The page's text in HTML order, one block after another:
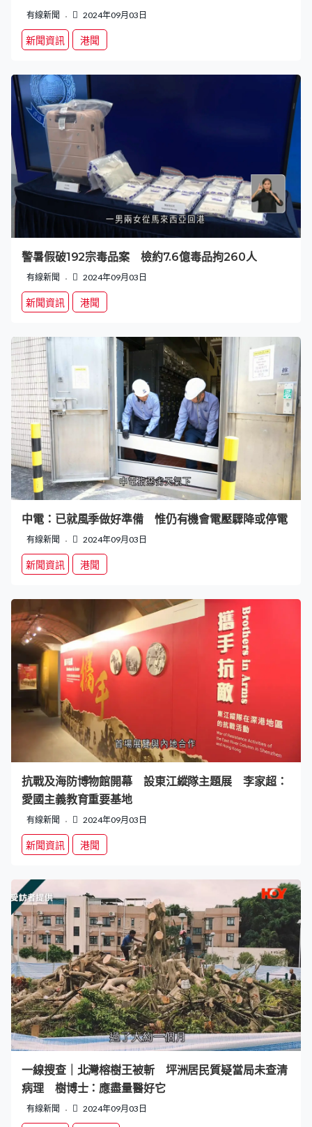
有線新聞 2024年09月03日
新聞資訊 港聞
警暑假破192宗毒品案 檢約7.6億毒品拘260人
有線新聞 2024年09月03日
新聞資訊 港聞
中電：已就風季做好準備 惟仍有機會電壓驟降或停電
有線新聞 2024年09月03日
新聞資訊 港聞
抗戰及海防博物館開幕 設東江縱隊主題展 李家超：
愛國主義教育重要基地
有線新聞 2024年09月03日
新聞資訊 港聞
一線搜查｜北灣榕樹王被斬 坪洲居民質疑當局未查清
病理 樹博士：應盡量醫好它
有線新聞 2024年09月03日